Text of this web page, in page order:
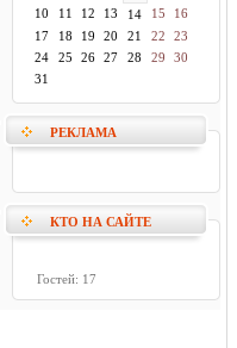
10
11 12 13 14 15
16
17
18 19 20 21 22
23
24
25 26 27 28 29
30
31
РЕКЛАМА
КТО НА САЙТЕ
Гостей: 17